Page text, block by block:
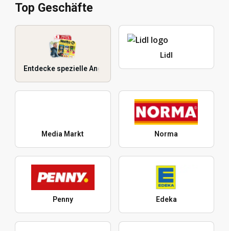
Top Geschäfte
Entdecke spezielle Angebote
Lidl
Media Markt Norma
Penny Edeka